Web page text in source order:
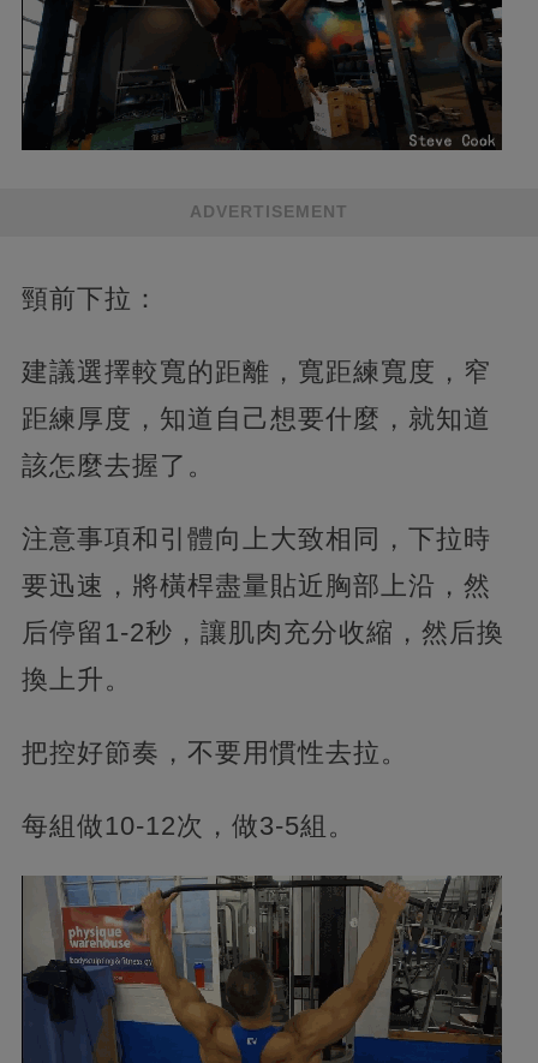
ADVERTISEMENT
頸前下拉：
建議選擇較寬的距離，寬距練寬度，窄
距練厚度，知道自己想要什麼，就知道
該怎麼去握了。
注意事項和引體向上大致相同，下拉時
要迅速，將橫桿盡量貼近胸部上沿，然
后停留1-2秒，讓肌肉充分收縮，然后換
換上升。
把控好節奏，不要用慣性去拉。
每組做10-12次，做3-5組。